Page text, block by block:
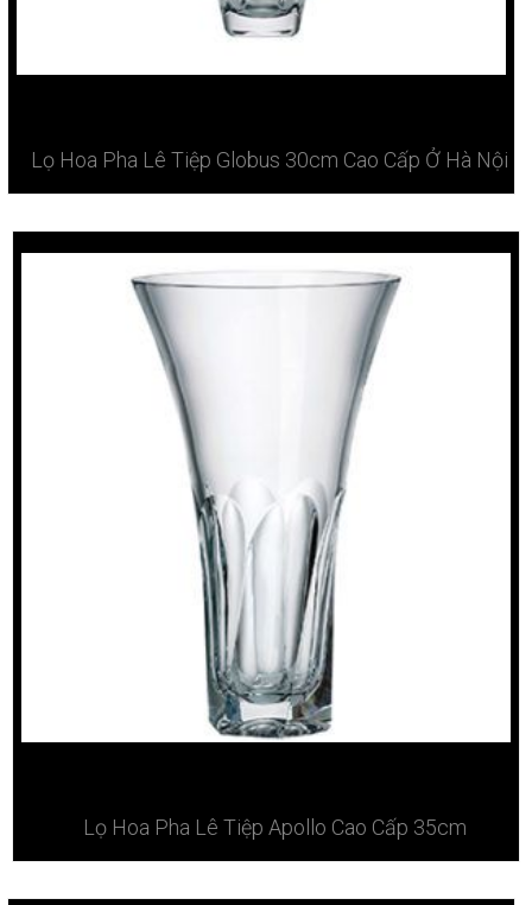
Lọ Hoa Pha Lê Tiệp Globus 30cm Cao Cấp Ở Hà Nội
Lọ Hoa Pha Lê Tiệp Apollo Cao Cấp 35cm